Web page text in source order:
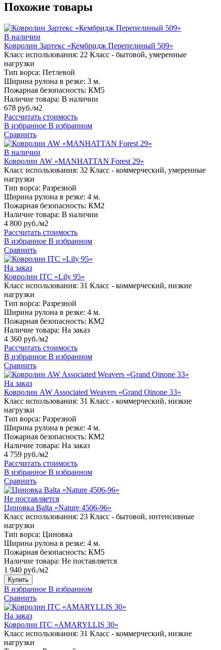
Похожие товары
В наличии
Ковролин Зартекс «Кембридж Перепелиный 509»
Класс использования: 22 Класс - бытовой, умеренные
нагрузки
Тип ворса: Петлевой
Ширина рулона в резке: 3 м.
Пожарная безопасность: КМ5
Наличие товара: В наличии
678 руб./м2
Рассчитать стоимость
В избранное В избранном
Сравнить
В наличии
Ковролин AW «MANHATTAN Forest 29»
Класс использования: 32 Класс - коммерческий, умеренные
нагрузки
Тип ворса: Разрезной
Ширина рулона в резке: 4 м.
Пожарная безопасность: КМ2
Наличие товара: В наличии
4 800 руб./м2
Рассчитать стоимость
В избранное В избранном
Сравнить
На заказ
Ковролин ITC «Lily 95»
Класс использования: 31 Класс - коммерческий, низкие
нагрузки
Тип ворса: Разрезной
Ширина рулона в резке: 4 м.
Пожарная безопасность: КМ2
Наличие товара: На заказ
4 360 руб./м2
Рассчитать стоимость
В избранное В избранном
Сравнить
На заказ
Ковролин AW Associated Weavers «Grand Oinone 33»
Класс использования: 31 Класс - коммерческий, низкие
нагрузки
Тип ворса: Разрезной
Ширина рулона в резке: 4 м.
Пожарная безопасность: КМ2
Наличие товара: На заказ
4 759 руб./м2
Рассчитать стоимость
В избранное В избранном
Сравнить
Не поставляется
Циновка Balta «Nature 4506-96»
Класс использования: 23 Класс - бытовой, интенсивные
нагрузки
Тип ворса: Циновка
Ширина рулона в резке: 4 м.
Пожарная безопасность: КМ5
Наличие товара: Не поставляется
1 940 руб./м2
Купить
В избранное В избранном
Сравнить
На заказ
Ковролин ITC «AMARYLLIS 30»
Класс использования: 31 Класс - коммерческий, низкие
нагрузки